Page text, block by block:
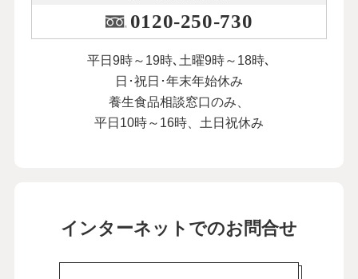
0120-250-730
平日9時～19時､土曜9時～18時､
日･祝日･年末年始休み
養生食品相談窓口のみ、
平日10時～16時、土日祝休み
インターネットでのお問合せ